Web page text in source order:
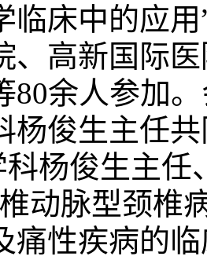
临床中的应
、高新国际
80余人参加
杨俊生主任
科杨俊生主任
动脉型颈椎
痛性疾病的